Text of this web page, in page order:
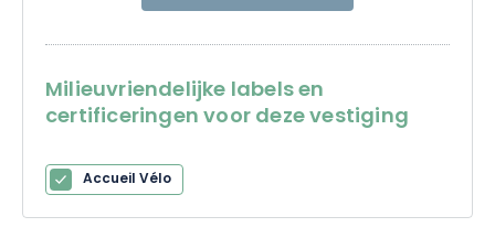
Milieuvriendelijke labels en
certificeringen voor deze vestiging
Accueil Vélo